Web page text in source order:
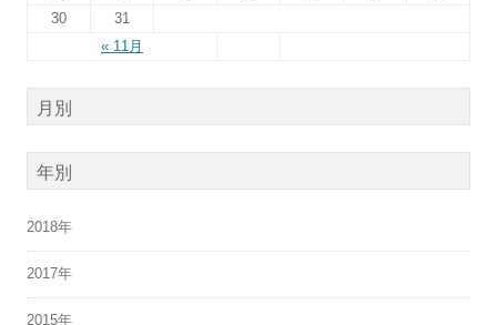
« 11月
30
31
月別
年別
2018年
2017年
2015年